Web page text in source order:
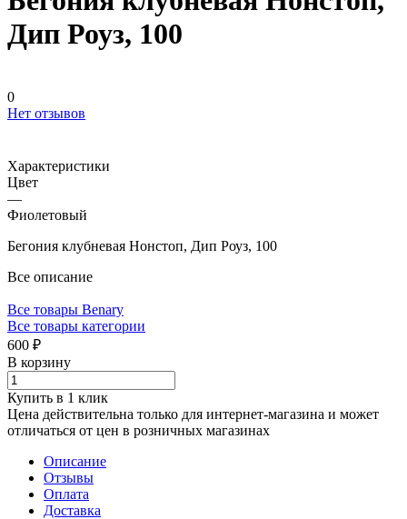
Дип Роуз, 100
0
Нет отзывов
Характеристики
Цвет
—
Фиолетовый
Бегония клубневая Нонстоп, Дип Роуз, 100
Все описание
Все товары Benary
Все товары категории
600 ₽
В корзину
Купить в 1 клик
Цена действительна только для интернет-магазина и может
отличаться от цен в розничных магазинах
Описание
Отзывы
Оплата
Доставка